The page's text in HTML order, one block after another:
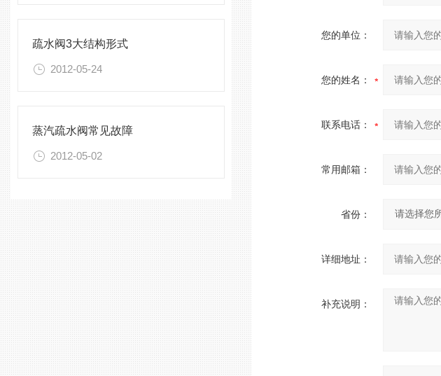
疏水阀3大结构形式
2012-05-24
蒸汽疏水阀常见故障
2012-05-02
您的单位：
您的姓名：
联系电话：
常用邮箱：
省份：
详细地址：
补充说明：